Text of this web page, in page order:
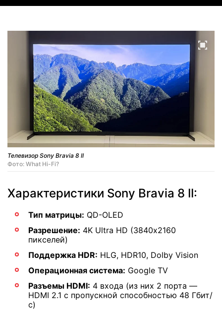
Телевизор Sony Bravia 8 II
Фото: What Hi-Fi?
Характеристики Sony Bravia 8 II:
Тип матрицы: QD-OLED
Разрешение: 4K Ultra HD (3840х2160
пикселей)
Поддержка HDR: HLG, HDR10, Dolby Vision
Операционная система: Google TV
Разъемы HDMI: 4 входа (из них 2 порта —
HDMI 2.1 с пропускной способностью 48 Гбит/
с)